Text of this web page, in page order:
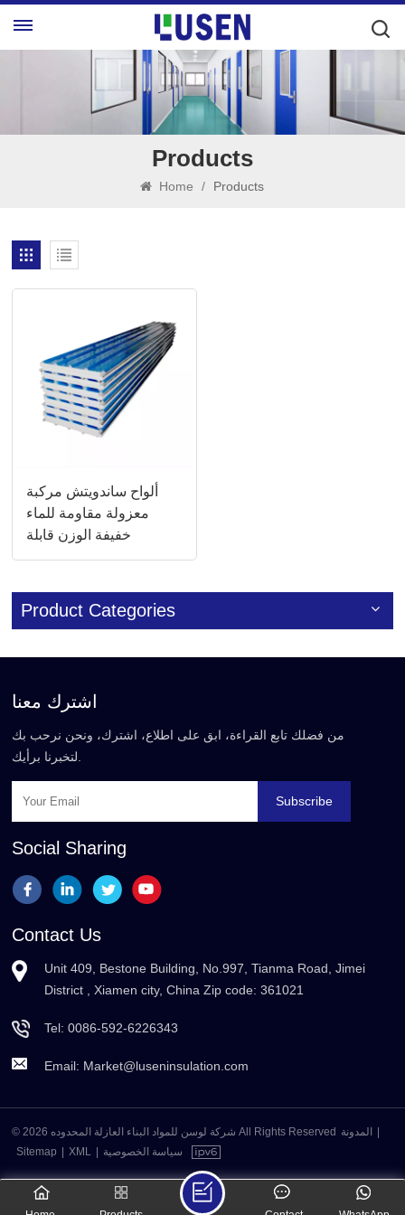
Products
Home / Products
ألواح ساندويتش مركبة
معزولة مقاومة للماء
خفيفة الوزن قابلة
للتخصيص
Product Categories
اشترك معنا
من فضلك تابع القراءة، ابق على اطلاع، اشترك، ونحن نرحب بك
لتخبرنا برأيك.
Subscribe
Social Sharing
Contact Us
Unit 409, Bestone Building, No.997, Tianma Road, Jimei
District , Xiamen city, China Zip code: 361021
Tel:0086-592-6226343
Email: Market@luseninsulation.com
© 2026 شركة لوسن للمواد البناء العازلة المحدوده All Rights Reserved المدونة
Sitemap
XML سياسة الخصوصية